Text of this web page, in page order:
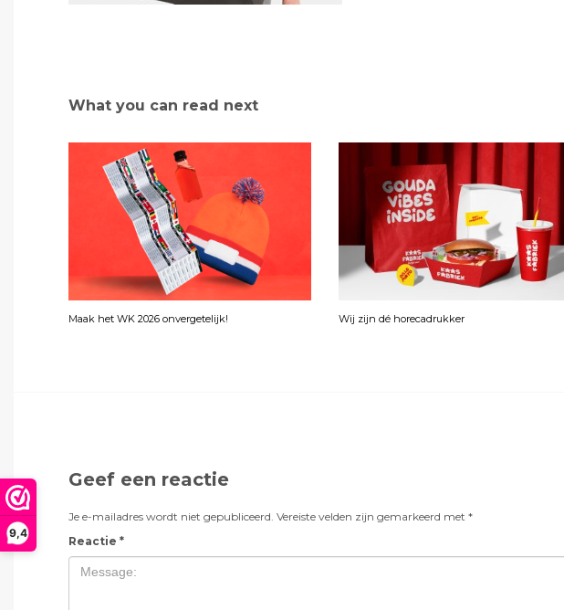
9,4
What you can read next
Maak het WK 2026 onvergetelijk! Wij zijn dé horecadrukker
Geef een reactie
Je e-mailadres wordt niet gepubliceerd. Vereiste velden zijn gemarkeerd met *
Reactie *